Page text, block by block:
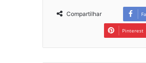
Compartilhar
Pinterest